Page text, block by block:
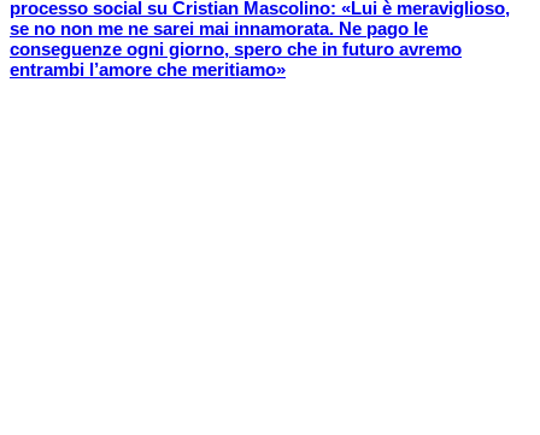
processo social su Cristian Mascolino: «Lui è meraviglioso,
se no non me ne sarei mai innamorata. Ne pago le
conseguenze ogni giorno, spero che in futuro avremo
entrambi l’amore che meritiamo»